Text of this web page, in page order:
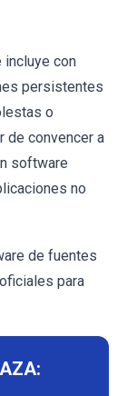
incluye con
persistentes
o
de convencer a
software
no
de fuentes
para